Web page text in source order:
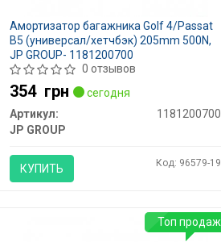
Амортизатор багажника Golf 4/Passat
B5 (универсал/хетчбэк) 205mm 500N,
JP GROUP- 1181200700
0 отзывов
354 грн
сегодня
Артикул:
1181200700
JP GROUP
КУПИТЬ Код: 96579-19
Топ продаж